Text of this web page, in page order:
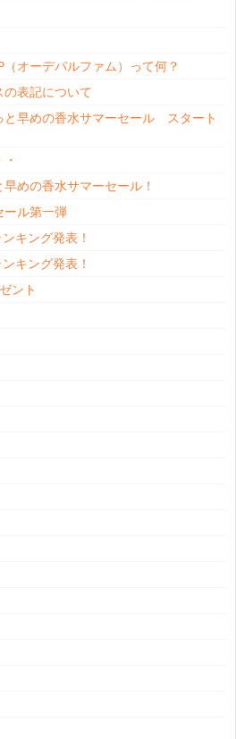
オーデパルファム）って何？
表記について
早めの香水サマーセール スタート
めの香水サマーセール！
ール第一弾
キング発表！
キング発表！
ント